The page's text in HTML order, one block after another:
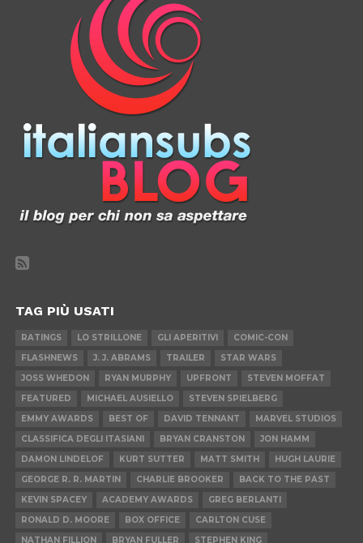
TAG PIÙ USATI
RATINGS LO STRILLONE GLI APERITIVI
COMIC-CON
FLASHNEWS
J. J. ABRAMS TRAILER
STAR WARS
JOSS WHEDON
RYAN MURPHY UPFRONT
STEVEN MOFFAT
FEATURED
MICHAEL AUSIELLO
STEVEN SPIELBERG
EMMY AWARDS
BEST OF DAVID TENNANT
MARVEL STUDIOS
CLASSIFICA DEGLI ITASIANI
BRYAN CRANSTON
JON HAMM
DAMON LINDELOF
KURT SUTTER MATT SMITH
HUGH LAURIE
GEORGE R. R. MARTIN
CHARLIE BROOKER
BACK TO THE PAST
KEVIN SPACEY
ACADEMY AWARDS
GREG BERLANTI
RONALD D. MOORE
BOX OFFICE
CARLTON CUSE
NATHAN FILLION
BRYAN FULLER STEPHEN KING